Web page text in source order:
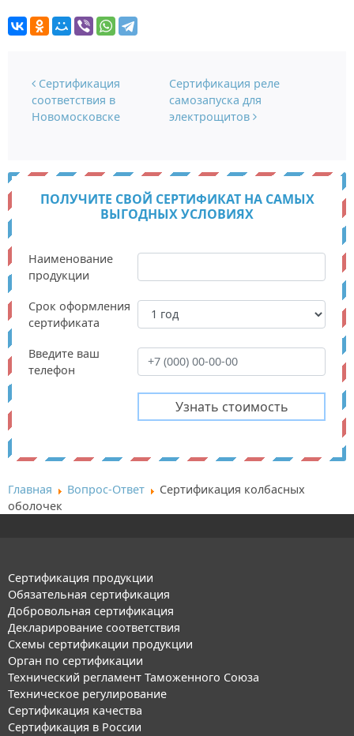
Навигация по записям
Сертификация
соответствия в
Новомосковске
Сертификация реле
самозапуска для
электрощитов
ПОЛУЧИТЕ СВОЙ СЕРТИФИКАТ НА САМЫХ
ВЫГОДНЫХ УСЛОВИЯХ
Наименование
продукции
Срок оформления
сертификата
Введите ваш
телефон
Главная Вопрос-Ответ
Сертификация колбасных
оболочек
Сертификация продукции
Обязательная сертификация
Добровольная сертификация
Декларирование соответствия
Схемы сертификации продукции
Орган по сертификации
Технический регламент Таможенного Союза
Техническое регулирование
Сертификация качества
Сертификация в России